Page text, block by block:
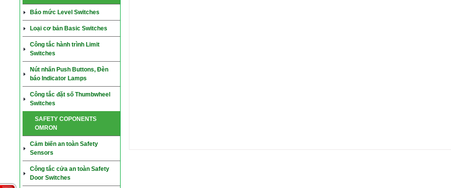
Báo mức Level Switches
Loại cơ bản Basic Switches
Công tắc hành trình Limit
Switches
Nút nhấn Push Buttons, Đèn
báo Indicator Lamps
Công tắc đặt số Thumbwheel
Switches
SAFETY COPONENTS
OMRON
Cảm biến an toàn Safety
Sensors
Công tắc cửa an toàn Safety
Door Switches